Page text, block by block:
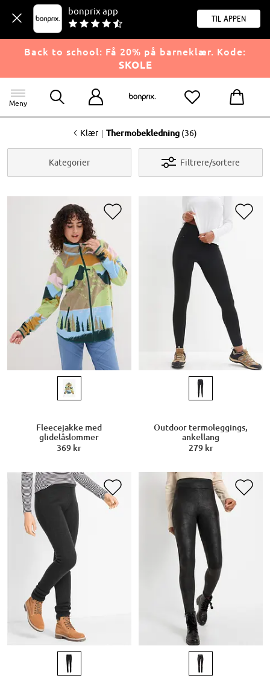
bonprix app
til appen
Back to school: Få 20% på barneklær. Kode:
SKOLE
Meny
<Klær | Thermobekledning (36)
Kategorier Filtrere/sortere
Fleecejakke med
glidelåslommer
369 kr
Outdoor termoleggings,
ankellang
279 kr